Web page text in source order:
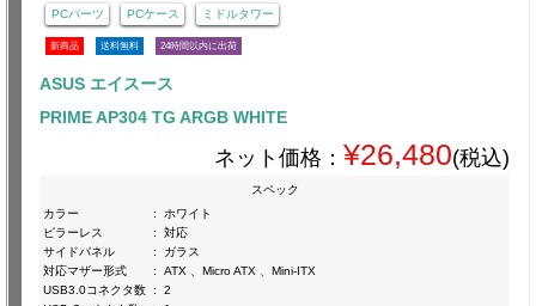
PCパーツ PCケース ミドルタワー
新商品 送料無料 24時間以内に出荷
ASUS エイスース
PRIME AP304 TG ARGB WHITE
ネット価格： ¥26,480(税込)
スペック
カラー
:
ホワイト
ピラーレス
:
対応
サイドパネル
:
ガラス
対応マザー形式
:
ATX 、Micro ATX 、Mini-ITX
USB3.0コネクタ数 :
2